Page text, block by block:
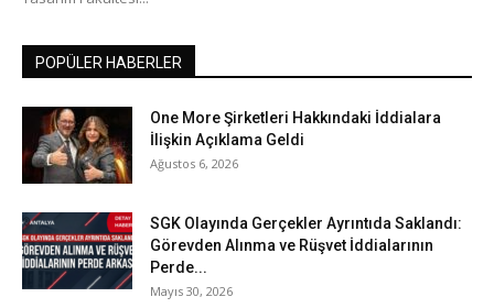
POPÜLER HABERLER
One More Şirketleri Hakkındaki İddialara
İlişkin Açıklama Geldi
Ağustos 6, 2026
SGK Olayında Gerçekler Ayrıntıda Saklandı:
Görevden Alınma ve Rüşvet İddialarının
Perde...
Mayıs 30, 2026